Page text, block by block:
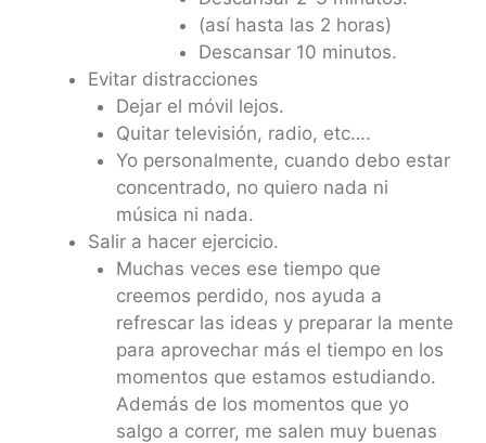
(así hasta las 2 horas)
Descansar 10 minutos.
Evitar distracciones
Dejar el móvil lejos.
Quitar televisión, radio, etc….
Yo personalmente, cuando debo estar
concentrado, no quiero nada ni
música ni nada.
Salir a hacer ejercicio.
Muchas veces ese tiempo que
creemos perdido, nos ayuda a
refrescar las ideas y preparar la mente
para aprovechar más el tiempo en los
momentos que estamos estudiando.
Además de los momentos que yo
salgo a correr, me salen muy buenas